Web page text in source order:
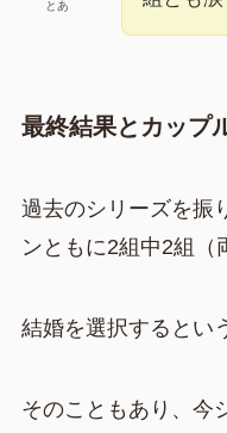
とあ
最終結果とカップ
過去のシリーズを振
ンともに2組中2組（
結婚を選択するとい
そのこともあり、今